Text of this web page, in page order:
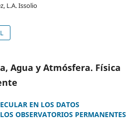
L.A. Issolio
Agua y Atmósfera. Física
EN LOS DATOS
OBSERVATORIOS PERMANENTES